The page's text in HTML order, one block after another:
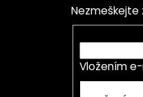
Nezmeškejte
Vložením